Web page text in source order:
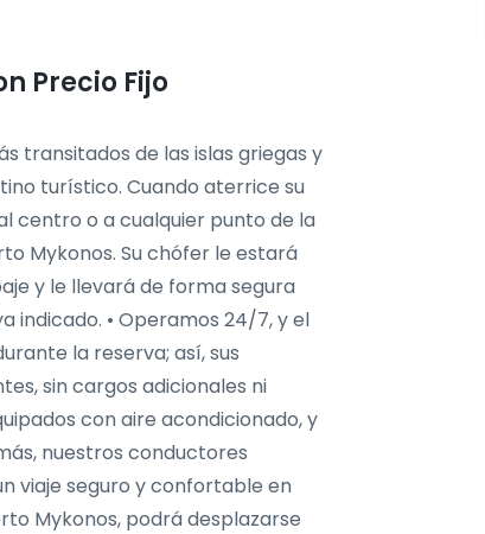
Precio Fijo
transitados de las islas griegas y
turístico. Cuando aterrice su
centro o a cualquier punto de la
Mykonos. Su chófer le estará
y le llevará de forma segura
indicado. • Operamos 24/7, y el
la reserva; así, sus
sin cargos adicionales ni
con aire acondicionado, y
nuestros conductores
viaje seguro y confortable en
Mykonos, podrá desplazarse